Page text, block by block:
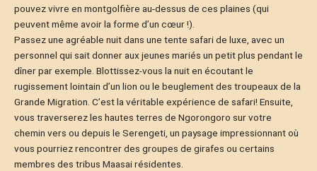
pouvez vivre en montgolfière au-dessus de ces plaines (qui
peuvent même avoir la forme d’un cœur !).
Passez une agréable nuit dans une tente safari de luxe, avec un
personnel qui sait donner aux jeunes mariés un petit plus pendant le
dîner par exemple. Blottissez-vous la nuit en écoutant le
rugissement lointain d’un lion ou le beuglement des troupeaux de la
Grande Migration. C’est la véritable expérience de safari! Ensuite,
vous traverserez les hautes terres de Ngorongoro sur votre
chemin vers ou depuis le Serengeti, un paysage impressionnant où
vous pourriez rencontrer des groupes de girafes ou certains
membres des tribus Maasai résidentes.